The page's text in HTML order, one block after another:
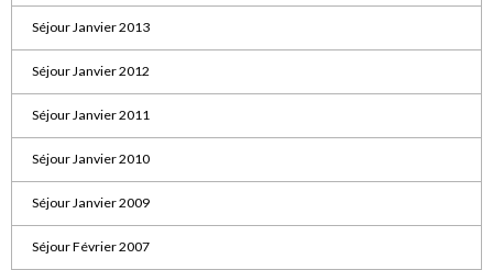
Séjour Janvier 2013
Séjour Janvier 2012
Séjour Janvier 2011
Séjour Janvier 2010
Séjour Janvier 2009
Séjour Février 2007